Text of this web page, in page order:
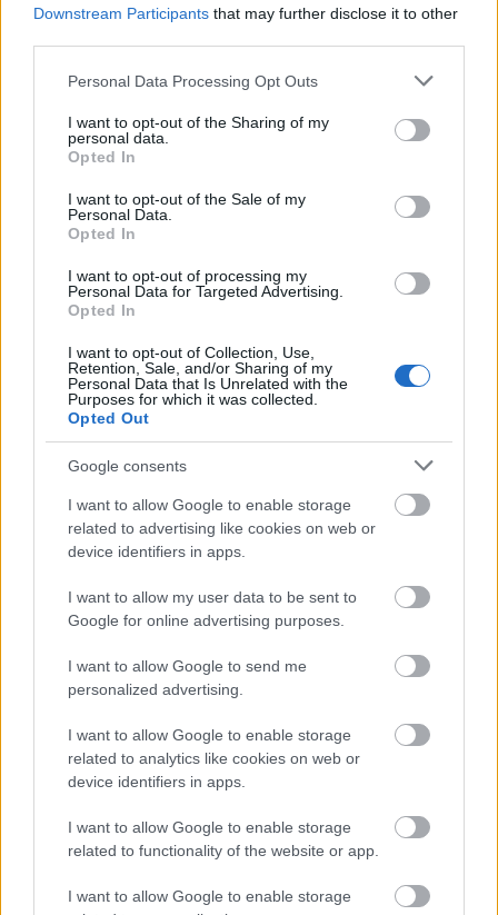
Downstream Participants that may further disclose it to other
Please note that this website/app uses one or more Google
not limited to your visit or usage behaviour. You may click to
grant or deny consent to Google and its third-party tags to
use your data for below specified purposes in below Google
consent section.
Personal Data Processing Opt Outs
I want to opt-out of the Sharing of my
personal data.
Opted In
I want to opt-out of the Sale of my
Personal Data.
Opted In
I want to opt-out of processing my
Personal Data for Targeted Advertising.
Opted In
I want to opt-out of Collection, Use,
Retention, Sale, and/or Sharing of my
Personal Data that Is Unrelated with the
Purposes for which it was collected.
Opted Out
Google consents
I want to allow Google to enable storage
related to advertising like cookies on web or
device identifiers in apps.
I want to allow my user data to be sent to
Google for online advertising purposes.
I want to allow Google to send me
personalized advertising.
I want to allow Google to enable storage
related to analytics like cookies on web or
device identifiers in apps.
I want to allow Google to enable storage
related to functionality of the website or app.
I want to allow Google to enable storage
Jönnek-mennek - Világbajnokság
2013
shaperzrally•2012. december 18.
Lassan véget ér az átigazolási időszak a
világbajnokságon, egyre tisztábban látjuk, hogy ki,
hol és mivel, vagy éppen mivel nem. Épp ideje is van,
hiszen nyakunkon a Monte, ott pedig már úgysem
lehet titkolózni. Az alábbiakban megpróbálom
Katar bevásárolta magát a Ford
shaperzrally•2012. november 23.
Nagyon úgy tűnik, hogy megnyugodhatunk az M-
Sport jövőjét illetően. Financiálisan rendben lesznek
és gyári csapatként vesznek részt a 2013-as
világbajnokságon. Östberg, Neuville, el-Attija... Fotó:
M-Sport facebook A legfrissebb pletykák szerint
Katar veheti át a Ford helyét az…